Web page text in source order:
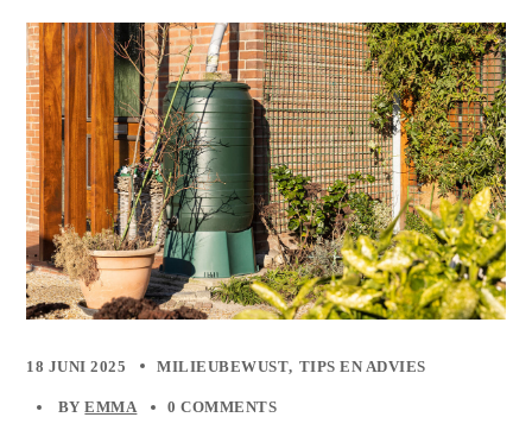
18 JUNI 2025 MILIEUBEWUST TIPS EN ADVIES
BYEMMA 0 COMMENTS